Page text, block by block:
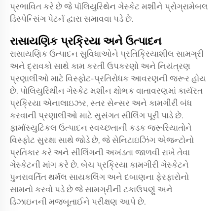
પ્રભાવિત કરે છે જે પૉલિયુરિથેન ગેસ્કેટ મશીને પ્રોગ્રામેબલ
ડિસ્પેન્સિંગ પેટર્ન દ્વારા સમાવવા પડે છે.
રાસાયણિક પ્રક્રિયા અને ઉત્પાદન
રાસાયણિક ઉત્પાદન સુવિધાઓને પ્રતિક્રિયાશીલ સામગ્રી
અને દ્રાવકો સાથે કામ કરતી ઉપકરણો અને નિયંત્રણ
પ્રણાલીઓ માટે વિસ્ફોટ-પ્રતિરોધક આવરણની જરૂર હોય
છે. પોલિયુરિથીન ગેસ્કેટ મશીન ક્ષોભક વાતાવરણમાં કાર્યરત
પ્રક્રિયા એનાલાઇઝર, સ્તર સેન્સર અને કામગીરી બંધ
કરવાની પ્રણાલીઓ માટે સુસંગત સીલિંગ પૂરી પાડે છે.
ફાર્માસ્યુટિકલ ઉત્પાદન સ્વચ્છતાની કડક જરૂરિયાતોને
વિસ્ફોટ સુરક્ષા સાથે જોડે છે, જે સેનિટાઇઝિંગ એજન્ટોનો
પ્રતિકાર કરે અને સીલિંગની અખંડતા જાળવી રાખે તેવા
ગેસ્કેટની માંગ કરે છે. બેચ પ્રક્રિયા કામગીરી ગેસ્કેટને
પુનરાવર્તિત થર્મલ સાયકલિંગ અને દબાણના ફેરફારોનો
સામનો કરવો પડે છે જે સામગ્રીની ટકાઉપણું અને
ડિઝાઇનની મજબૂતાઈને પરીક્ષણ આપે છે.